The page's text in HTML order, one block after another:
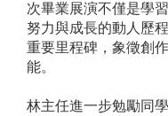
次畢業展演不僅是學
努力與成長的動人歷
重要里程碑，象徵創
能。
林主任進一步勉勵同